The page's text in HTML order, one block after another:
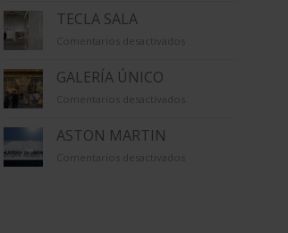
TECLA SALA
Comentarios desactivados
GALERÍA ÚNICO
Comentarios desactivados
ASTON MARTIN
Comentarios desactivados